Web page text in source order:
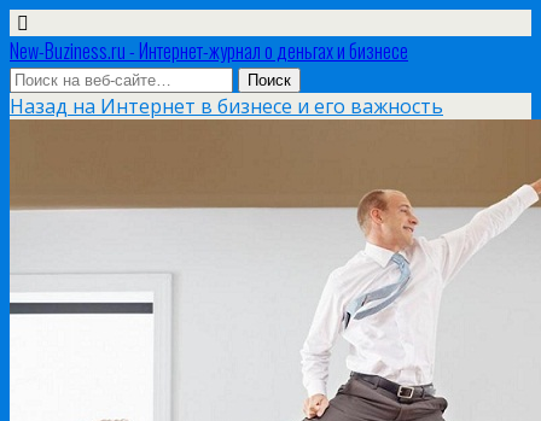
New-Buziness.ru - Интернет-журнал о деньгах и бизнесе
Назад на Интернет в бизнесе и его важность